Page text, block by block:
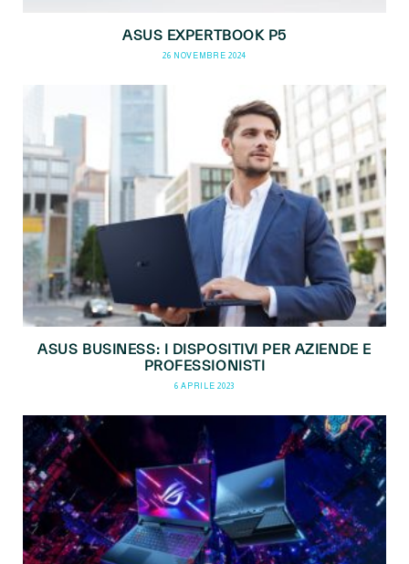
ASUS EXPERTBOOK P5
26 NOVEMBRE 2024
ASUS BUSINESS: I DISPOSITIVI PER AZIENDE E
PROFESSIONISTI
6 APRILE 2023